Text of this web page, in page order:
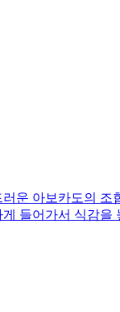
운 아보카도의 조
들어가서 식감을